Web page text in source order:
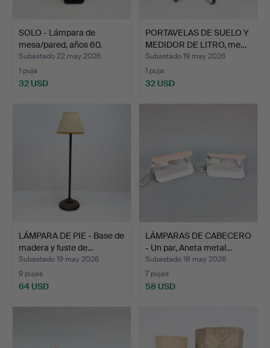
SOLO - Lámpara de
mesa/pared, años 60.
Subastado 22 may 2026
1 puja
32 USD
PORTAVELAS DE SUELO Y
MEDIDOR DE LITRO, me…
Subastado 19 may 2026
1 puja
32 USD
LÁMPARA DE PIE - Base de
madera y fuste de…
Subastado 19 may 2026
9 pujas
64 USD
LÁMPARAS DE CABECERO
- Un par, Aneta metal…
Subastado 18 may 2026
7 pujas
58 USD